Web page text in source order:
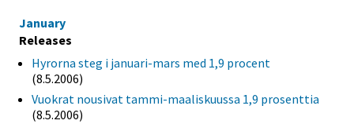
January
Releases
Hyrorna steg i januari-mars med 1,9 procent
(8.5.2006)
Vuokrat nousivat tammi-maaliskuussa 1,9 prosenttia
(8.5.2006)